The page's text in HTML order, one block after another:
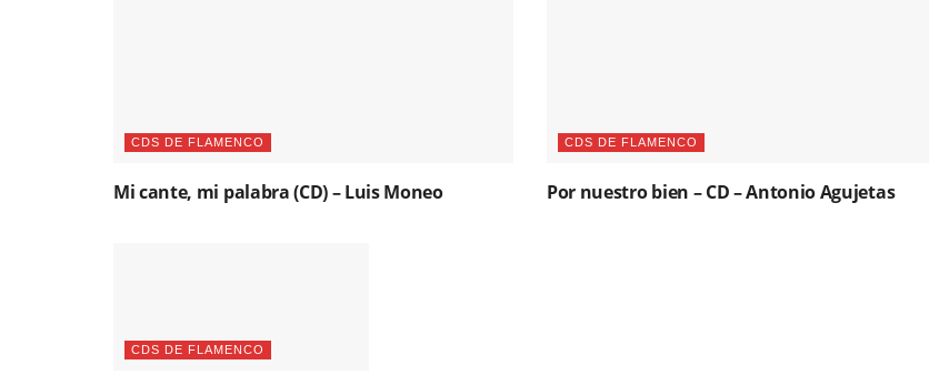
CDS DE FLAMENCO
Mi cante, mi palabra (CD) – Luis Moneo
CDS DE FLAMENCO
Por nuestro bien – CD – Antonio Agujetas
CDS DE FLAMENCO